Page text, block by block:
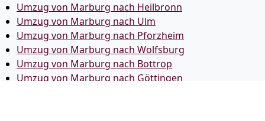
Umzug von Marburg nach Heilbronn
Umzug von Marburg nach Ulm
Umzug von Marburg nach Pforzheim
Umzug von Marburg nach Wolfsburg
Umzug von Marburg nach Bottrop
Umzug von Marburg nach Göttingen